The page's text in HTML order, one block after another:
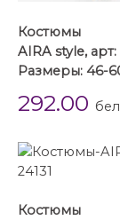
Костюмы
AIRA style, арт:
Размеры: 46-
292.00
Костюмы